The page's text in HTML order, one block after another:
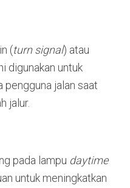
(turn signal) atau
digunakan untuk
pengguna jalan saat
jalur.
pada lampu daytime
untuk meningkatkan